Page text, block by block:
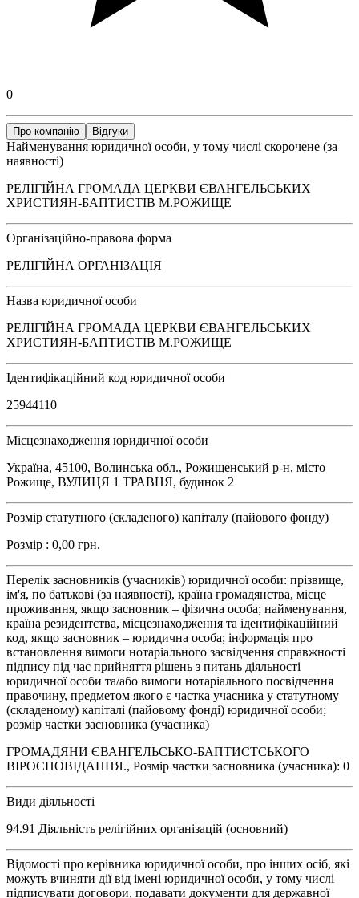
0
Про компанію Відгуки
Найменування юридичної особи, у тому числі скорочене (за
наявності)
РЕЛІГІЙНА ГРОМАДА ЦЕРКВИ ЄВАНГЕЛЬСЬКИХ
ХРИСТИЯН-БАПТИСТІВ М.РОЖИЩЕ
Організаційно-правова форма
РЕЛІГІЙНА ОРГАНІЗАЦІЯ
Назва юридичної особи
РЕЛІГІЙНА ГРОМАДА ЦЕРКВИ ЄВАНГЕЛЬСЬКИХ
ХРИСТИЯН-БАПТИСТІВ М.РОЖИЩЕ
Ідентифікаційний код юридичної особи
25944110
Місцезнаходження юридичної особи
Україна, 45100, Волинська обл., Рожищенський р-н, місто
Рожище, ВУЛИЦЯ 1 ТРАВНЯ, будинок 2
Розмір статутного (складеного) капіталу (пайового фонду)
Розмір : 0,00 грн.
Перелік засновників (учасників) юридичної особи: прізвище,
ім'я, по батькові (за наявності), країна громадянства, місце
проживання, якщо засновник – фізична особа; найменування,
країна резидентства, місцезнаходження та ідентифікаційний
код, якщо засновник – юридична особа; інформація про
встановлення вимоги нотаріального засвідчення справжності
підпису під час прийняття рішень з питань діяльності
юридичної особи та/або вимоги нотаріального посвідчення
правочину, предметом якого є частка учасника у статутному
(складеному) капіталі (пайовому фонді) юридичної особи;
розмір частки засновника (учасника)
ГРОМАДЯНИ ЄВАНГЕЛЬСЬКО-БАПТИСТСЬКОГО
ВІРОСПОВІДАННЯ., Розмір частки засновника (учасника): 0
Види діяльності
94.91 Діяльність релігійних організацій (основний)
Відомості про керівника юридичної особи, про інших осіб, які
можуть вчиняти дії від імені юридичної особи, у тому числі
підписувати договори, подавати документи для державної